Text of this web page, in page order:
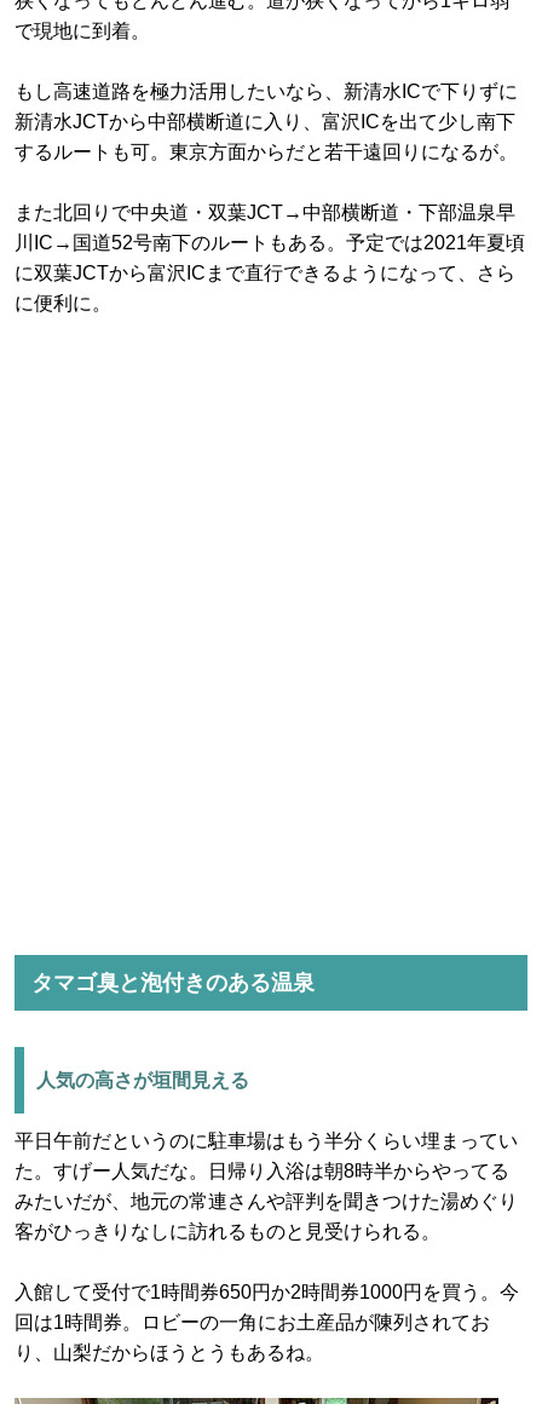
で現地に到着。
もし高速道路を極力活用したいなら、新清水ICで下りずに
新清水JCTから中部横断道に入り、富沢ICを出て少し南下
するルートも可。東京方面からだと若干遠回りになるが。
また北回りで中央道・双葉JCT→中部横断道・下部温泉早
川IC→国道52号南下のルートもある。予定では2021年夏頃
に双葉JCTから富沢ICまで直行できるようになって、さら
に便利に。
タマゴ臭と泡付きのある温泉
人気の高さが垣間見える
平日午前だというのに駐車場はもう半分くらい埋まってい
た。すげー人気だな。日帰り入浴は朝8時半からやってる
みたいだが、地元の常連さんや評判を聞きつけた湯めぐり
客がひっきりなしに訪れるものと見受けられる。
入館して受付で1時間券650円か2時間券1000円を買う。今
回は1時間券。ロビーの一角にお土産品が陳列されてお
り、山梨だからほうとうもあるね。